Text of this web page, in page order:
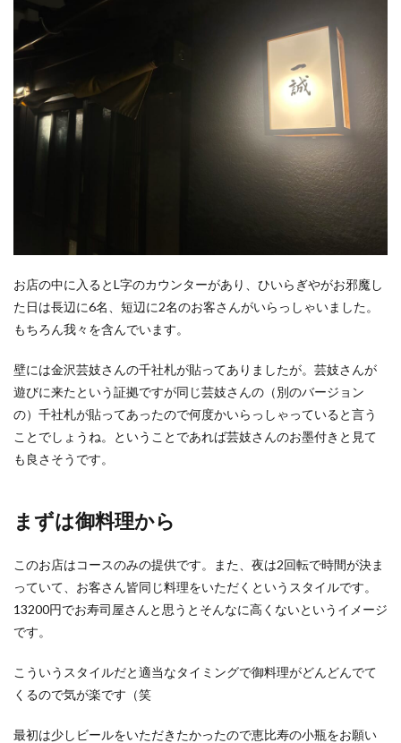
お店の中に入るとL字のカウンターがあり、ひいらぎやがお邪魔し
た日は長辺に6名、短辺に2名のお客さんがいらっしゃいました。
もちろん我々を含んでいます。
壁には金沢芸妓さんの千社札が貼ってありましたが。芸妓さんが
遊びに来たという証拠ですが同じ芸妓さんの（別のバージョン
の）千社札が貼ってあったので何度かいらっしゃっていると言う
ことでしょうね。ということであれば芸妓さんのお墨付きと見て
も良さそうです。
まずは御料理から
このお店はコースのみの提供です。また、夜は2回転で時間が決ま
っていて、お客さん皆同じ料理をいただくというスタイルです。
13200円でお寿司屋さんと思うとそんなに高くないというイメージ
です。
こういうスタイルだと適当なタイミングで御料理がどんどんでて
くるので気が楽です（笑
最初は少しビールをいただきたかったので恵比寿の小瓶をお願い